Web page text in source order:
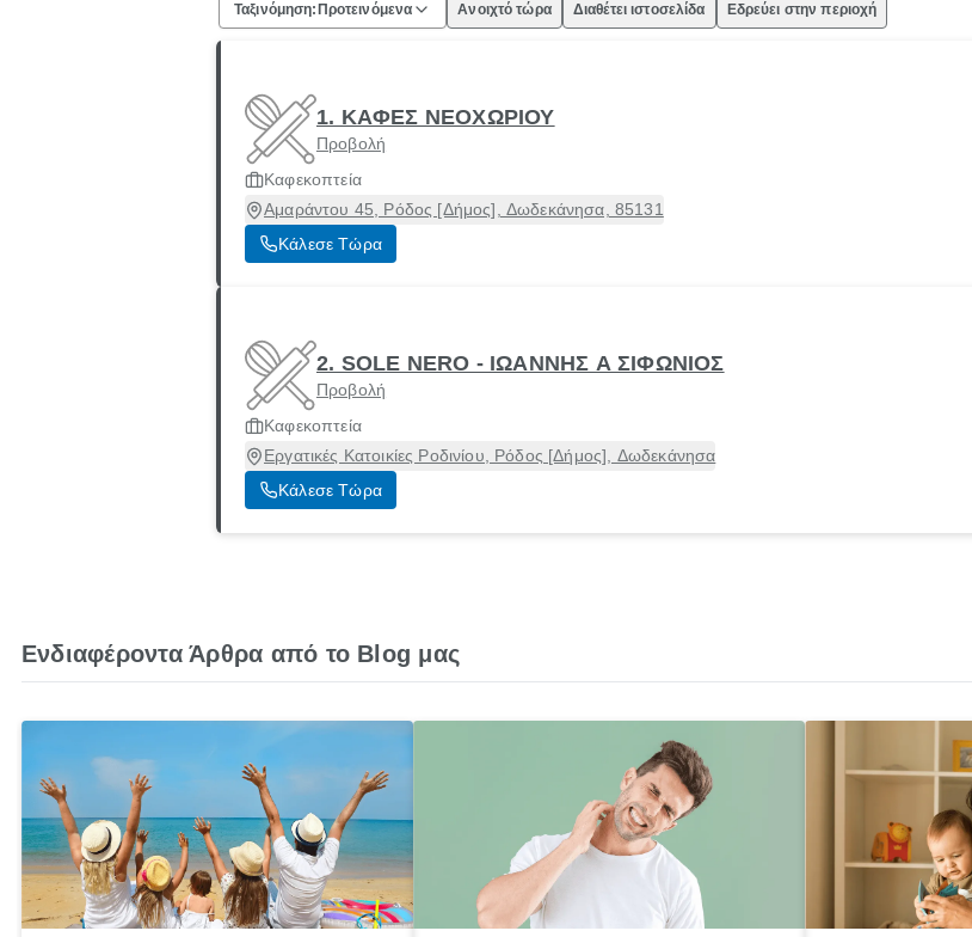
Ταξινόμηση: Προτεινόμενα Ανοιχτό τώρα Διαθέτει ιστοσελίδα Εδρεύει στην περιοχή
1. ΚΑΦΕΣ ΝΕΟΧΩΡΙΟΥ
Προβολή
Καφεκοπτεία
Αμαράντου 45, Ρόδος [Δήμος], Δωδεκάνησα, 85131
Κάλεσε Τώρα
2. SOLE NERO - ΙΩΑΝΝΗΣ Α ΣΙΦΩΝΙΟΣ
Προβολή
Καφεκοπτεία
Εργατικές Κατοικίες Ροδινίου, Ρόδος [Δήμος], Δωδεκάνησα
Κάλεσε Τώρα
Ενδιαφέροντα Άρθρα από το Blog μας